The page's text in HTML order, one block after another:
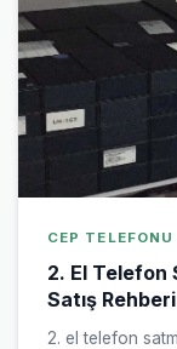
CEP TELEFONU
2. El Telefon
Satış
2. el telefon